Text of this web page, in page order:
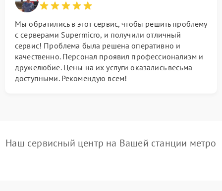
Мы обратились в этот сервис, чтобы решить проблему
с серверами Supermicro, и получили отличный
сервис! Проблема была решена оперативно и
качественно. Персонал проявил профессионализм и
дружелюбие. Цены на их услуги оказались весьма
доступными. Рекомендую всем!
Наш сервисный центр на Вашей станции метро